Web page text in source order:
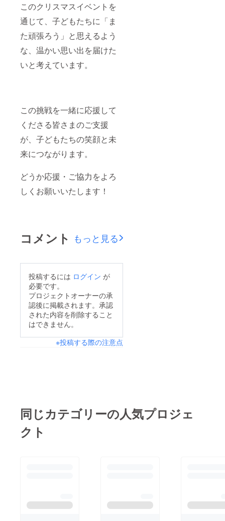
このクリスマスイベントを
通じて、子どもたちに「ま
た頑張ろう」と思えるよう
な、温かい思い出を届けた
いと考えています。
この挑戦を一緒に応援して
くださる皆さまのご支援
が、子どもたちの笑顔と未
来につながります。
どうか応援・ご協力をよろ
しくお願いいたします！
コメント もっと見る
投稿するには ログイン が
必要です。
プロジェクトオーナーの承
認後に掲載されます。承認
された内容を削除すること
はできません。
※投稿する際の注意点
同じカテゴリーの人気プロジェ
クト